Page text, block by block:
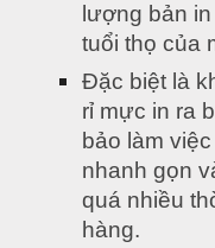
lượng bản
tuổi thọ của
Đặc biệt là
rỉ mực in ra
bảo làm
nhanh gọn
quá nhiều
hàng.